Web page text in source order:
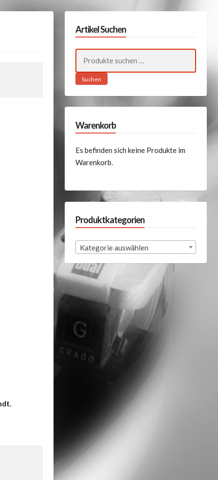
Artikel Suchen
nach:
Suchen
Warenkorb
Es befinden sich keine Produkte im
Warenkorb.
Produktkategorien
Kategorie auswählen